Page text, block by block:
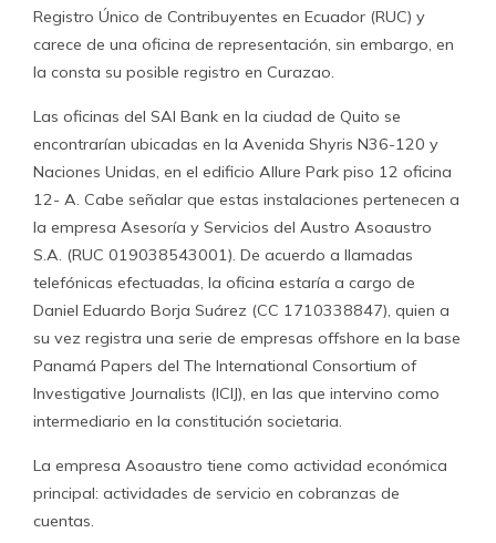
Registro Único de Contribuyentes en Ecuador (RUC) y
carece de una oficina de representación, sin embargo, en
la consta su posible registro en Curazao.
Las oficinas del SAI Bank en la ciudad de Quito se
encontrarían ubicadas en la Avenida Shyris N36-120 y
Naciones Unidas, en el edificio Allure Park piso 12 oficina
12- A. Cabe señalar que estas instalaciones pertenecen a
la empresa Asesoría y Servicios del Austro Asoaustro
S.A. (RUC 019038543001). De acuerdo a llamadas
telefónicas efectuadas, la oficina estaría a cargo de
Daniel Eduardo Borja Suárez (CC 1710338847), quien a
su vez registra una serie de empresas offshore en la base
Panamá Papers del The International Consortium of
Investigative Journalists (ICIJ), en las que intervino como
intermediario en la constitución societaria.
La empresa Asoaustro tiene como actividad económica
principal: actividades de servicio en cobranzas de
cuentas.